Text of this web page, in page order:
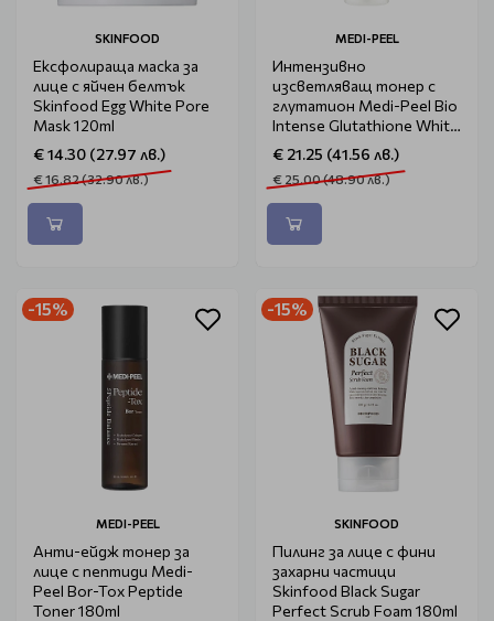
SKINFOOD
Ексфолираща маска за
лице с яйчен белтък
Skinfood Egg White Pore
Mask 120ml
€ 14.30 (27.97 лв.)
€ 16.82 (32.90 лв.)
MEDI-PEEL
Интензивно
изсветляващ тонер с
глутатион Medi-Peel Bio
Intense Glutathione White
Silky Toner 180ml
€ 21.25 (41.56 лв.)
€ 25.00 (48.90 лв.)
-15%
MEDI-PEEL
Анти-ейдж тонер за
лице с пептиди Medi-
Peel Bor-Tox Peptide
Toner 180ml
-15%
SKINFOOD
Пилинг за лице с фини
захарни частици
Skinfood Black Sugar
Perfect Scrub Foam 180ml